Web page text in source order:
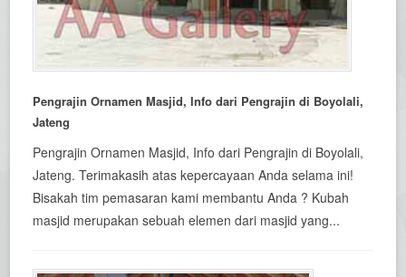
Pengrajin Ornamen Masjid, Info dari Pengrajin di Boyolali,
Jateng
Pengrajin Ornamen Masjid, Info dari Pengrajin di Boyolali,
Jateng. Terimakasih atas kepercayaan Anda selama ini!
Bisakah tim pemasaran kami membantu Anda ? Kubah
masjid merupakan sebuah elemen dari masjid yang...